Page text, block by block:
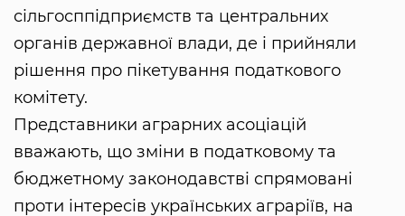
сільгосппідприємств та центральних
органів державної влади, де і прийняли
рішення про пікетування податкового
комітету.
Представники аграрних асоціацій
вважають, що зміни в податковому та
бюджетному законодавстві спрямовані
проти інтересів українських аграріїв, на